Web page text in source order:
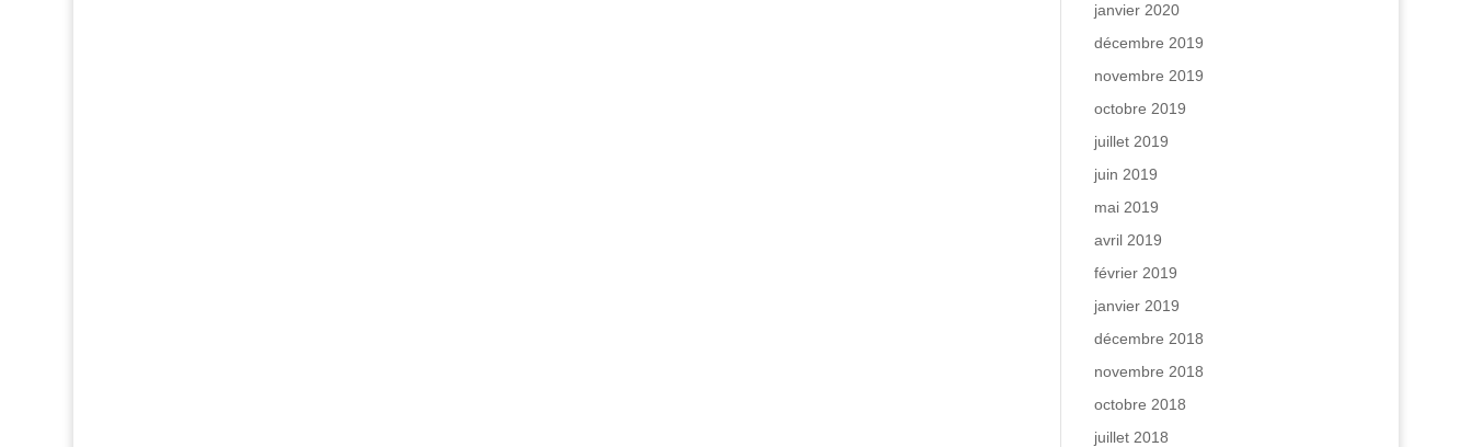
janvier 2020
décembre 2019
novembre 2019
octobre 2019
juillet 2019
juin 2019
mai 2019
avril 2019
février 2019
janvier 2019
décembre 2018
novembre 2018
octobre 2018
juillet 2018